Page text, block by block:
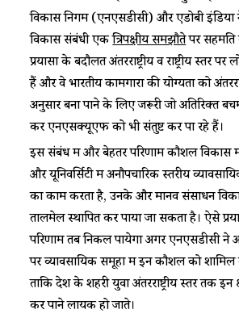
विकास निगम (एनएसडीसी) और एडोबी
विकास संबंधी एकत्रिपक्षीय समझौतेपर
प्रयासों के बदौलत अंतरराष्ट्रीय व राष्ट्रीय स्तर
हैं और वे भारतीय कामगारों की योग्यता को
अनुसार बना पाने के लिए जरूरी जो अतिरिक्त
कर एनएसक्यूएफ को भी संतुष्ट कर पा रहे हैं।
इस संबंध में और बेहतर परिणाम कौशल विकास
और यूनिवर्सिटी में अनौपचारिक स्तरीय
का काम करता है, उनके और मानव संसाधन
तालमेल स्थापित कर पाया जा सकता है। ऐसे
परिणाम तब निकल पायेगा अगर एनएसडीसी ने
पर व्यावसायिक समूहों में इन कौशल को शामिल
ताकि देश के शहरी युवा अंतरराष्ट्रीय स्तर तक इन
कर पाने लायक हो जाते।